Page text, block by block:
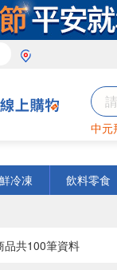
中元
冷凍 飲料零食
品共100筆資料